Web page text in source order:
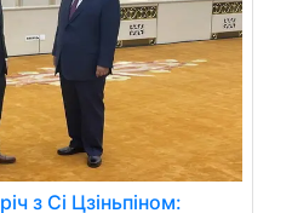
з Сі Цзіньпіном: